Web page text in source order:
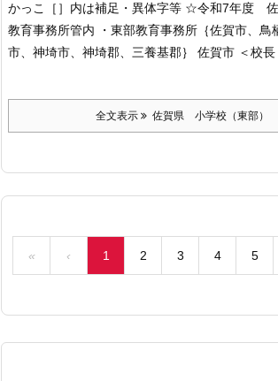
かっこ［］内は補足・異体字等 ☆令和7年度
教育事務所管内 ・東部教育事務所｛佐賀市、鳥
市、神埼市、神埼郡、三養基郡｝ 佐賀市 ＜校長
全文表示 佐賀県 小学校（東部
« ‹ 1 2 3 4 5